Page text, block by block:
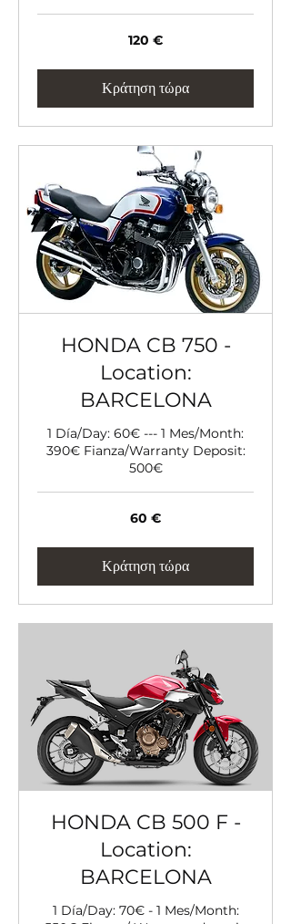
120 €
Κράτηση τώρα
HONDA CB 750 -
Location:
BARCELONA
1 Día/Day: 60€ --- 1 Mes/Month:
390€ Fianza/Warranty Deposit:
500€
60 €
Κράτηση τώρα
HONDA CB 500 F -
Location:
BARCELONA
1 Día/Day: 70€ - 1 Mes/Month: